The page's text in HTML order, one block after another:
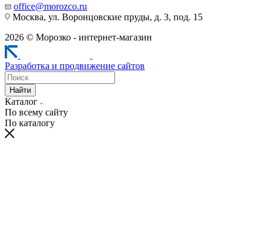
office@morozco.ru
Москва, ул. Воронцовские пруды, д. 3, под. 15
2026 © Морозко - интернет-магазин
Разработка и продвижение сайтов
Найти
Каталог
По всему сайту
По каталогу